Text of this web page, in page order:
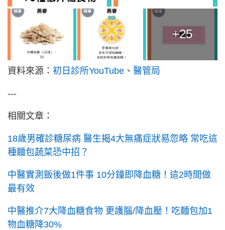
+25
資料來源： 初日診所YouTube 、 醫管局
---
相關文章：
18歲男確診糖尿病 醫生揭4大無痛症狀易忽略 常吃這
種麵包蔬菜恐中招？
中醫實測飯後做1件事 10分鐘即降血糖！這2時間做
最有效
中醫推介7大降血糖食物 更護腦/降血壓！吃麵包加1
物血糖降30%